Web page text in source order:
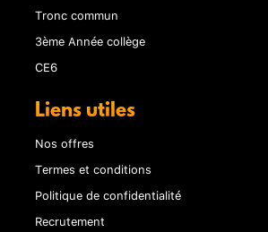
Tronc commun
3ème Année collège
CE6
Liens utiles
Nos offres
Termes et conditions
Politique de confidentialité
Recrutement